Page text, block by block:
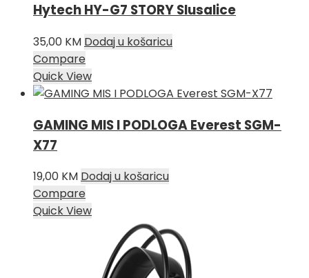
Hytech HY-G7 STORY Slusalice
35,00 KM Dodaj u košaricu
Compare
Quick View
GAMING MIS I PODLOGA Everest SGM-
X77
19,00 KM Dodaj u košaricu
Compare
Quick View